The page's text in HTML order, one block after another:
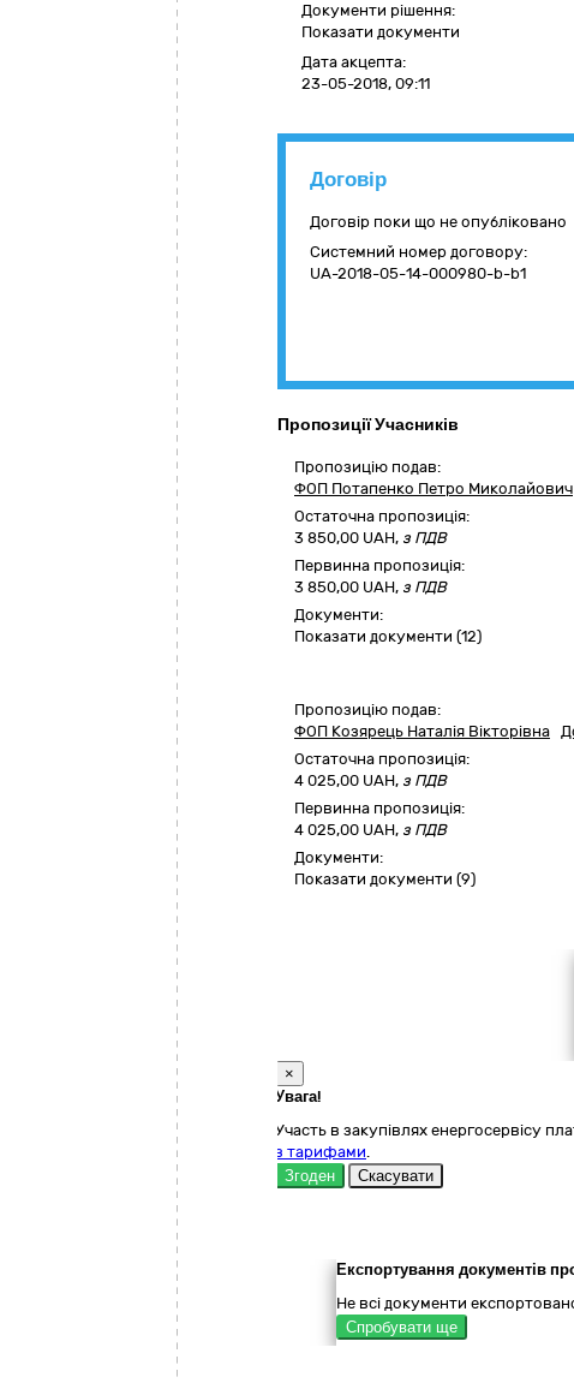
Документи рішення:
Показати документи
Дата акцепта:
23-05-2018, 09:11
Договір
Договір поки що не опубліковано
Системний номер договору:
UA-2018-05-14-000980-b-b1
Пропозиції Учасників
Пропозицію подав:
ФОП Потапенко Петро Миколайович
Остаточна пропозиція:
3 850,00 UAH, з ПДВ
Первинна пропозиція:
3 850,00 UAH, з ПДВ
Документи:
Показати документи (12)
Пропозицію подав:
ФОП Козярець Наталія Вікторівна
Остаточна пропозиція:
4 025,00 UAH, з ПДВ
Первинна пропозиція:
4 025,00 UAH, з ПДВ
Документи:
Показати документи (9)
×
Увага!
Участь в закупівлях енергосервісу
з тарифами.
Згоден
Скасувати
Експортування документів
Не всі документи
Спробувати ще